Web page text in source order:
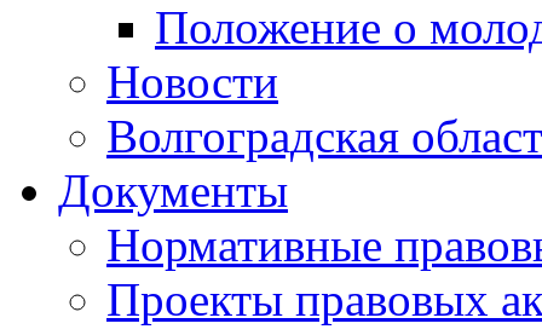
Положение о
Новости
Волгоградская
Документы
Нормативные
Проекты правовых